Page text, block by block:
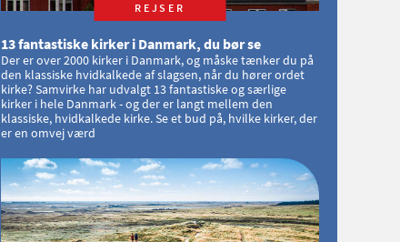
REJSER
13 fantastiske kirker i Danmark, du bør se
Der er over 2000 kirker i Danmark, og måske tænker du på
den klassiske hvidkalkede af slagsen, når du hører ordet
kirke? Samvirke har udvalgt 13 fantastiske og særlige
kirker i hele Danmark - og der er langt mellem den
klassiske, hvidkalkede kirke. Se et bud på, hvilke kirker, der
er en omvej værd